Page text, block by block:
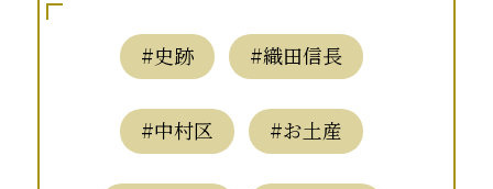
#史跡 #織田信長
#中村区 #お土産